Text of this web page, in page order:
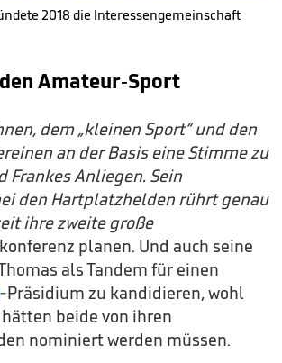
2018 die Interessengemeinschaft
Amateur-Sport
dem „kleinen Sport“ und den
an der Basis eine Stimme zu
Frankes Anliegen. Sein
den Hartplatzhelden rührt genau
ihre zweite große
planen. Und auch seine
als Tandem für einen
-Präsidium zu kandidieren, wohl
beide von ihren
nominiert werden müssen.